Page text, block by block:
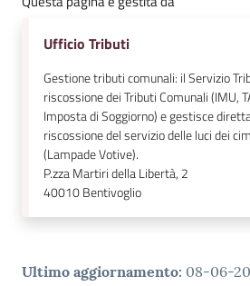
Ufficio Tributi
Gestione tributi comunali: il Servizio
riscossione dei Tributi Comunali (IMU,
Imposta di Soggiorno) e gestisce
riscossione del servizio delle luci dei
(Lampade Votive).
P.zza Martiri della Libertà, 2
40010Bentivoglio
Ultimo aggiornamento: 08-06-